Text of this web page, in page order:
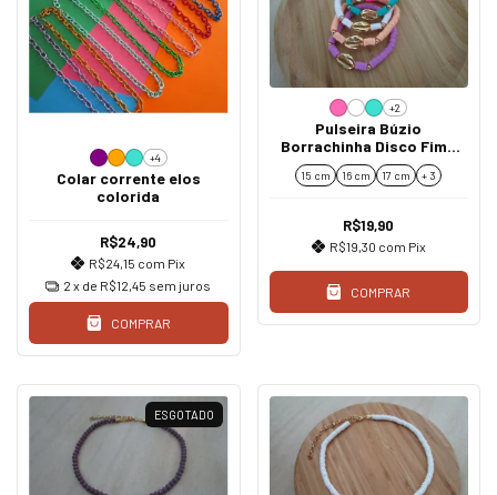
+4
Colar corrente elos
colorida
R$24,90
R$24,15 com Pix
2 x de R$12,45 sem juros
COMPRAR
+2
Pulseira Búzio
Borrachinha Disco Fimo
Colorida Ouro
15 cm 16 cm 17 cm + 3
R$19,90
R$19,30 com Pix
COMPRAR
ESGOTADO